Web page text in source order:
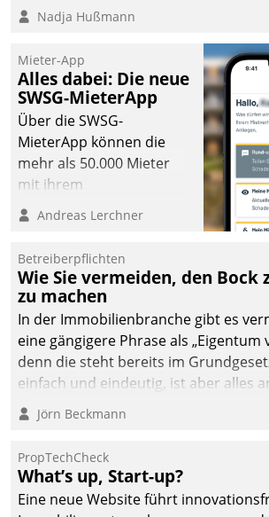
Nadja Hußmann
Mieter-App
Alles dabei: Die neue
SWSG-MieterApp
Über die SWSG-
MieterApp können die
mehr als 50.000 Mieter
mit ihrem
Wohnungsunternehmen
kommunizieren, auf dem
einsehen und ändern
oder
Schadensmeldungen
abgeben – rund um die
Uhr.
Andreas Lerchner
Betreiberpflichten
Wie Sie vermeiden, den Bock
zu machen
In der Immobilienbranche gibt es
eine gängigere Phrase als „Eigentum
denn die steht bereits im
einfach und eindeutig, ist aber alles
Branchenbeschäftigte wissen. Denn
Verantwortung folgen Verpflichtungen.
Jörn Beckmann
PropTechCheck
What’s up, Start-up?
Eine neue Website führt